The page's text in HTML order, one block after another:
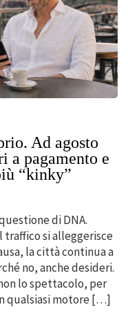
Ad agosto
a pagamento e
“kinky”
di DNA.
traffico si alleggerisce
la città continua a
no, anche desideri.
lo spettacolo, per
qualsiasi motore […]